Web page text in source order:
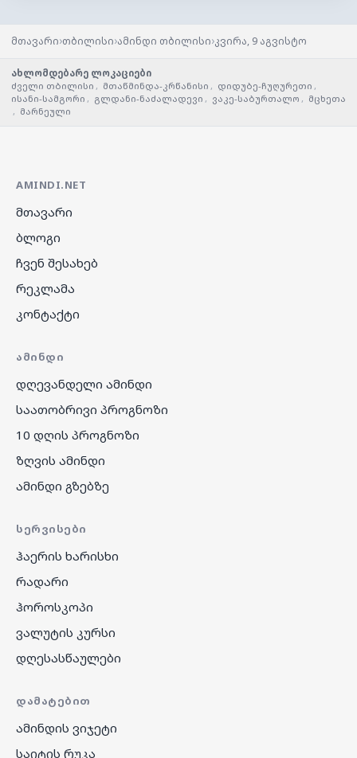
მთავარი›თბილისი›ამინდი თბილისი›კვირა, 9 აგვისტო
ახლომდებარე ლოკაციები
ძველი თბილისი , მთაწმინდა-კრწანისი , დიდუბე-ჩუღურეთი ,
ისანი-სამგორი , გლდანი-ნაძალადევი , ვაკე-საბურთალო , მცხეთა
, მარნეული
AMINDI.NET
მთავარი
ბლოგი
ჩვენ შესახებ
რეკლამა
კონტაქტი
ᲐᲛᲘᲜᲓᲘ
დღევანდელი ამინდი
საათობრივი პროგნოზი
10 დღის პროგნოზი
ზღვის ამინდი
ამინდი გზებზე
ᲡᲔᲠᲕᲘᲡᲔᲑᲘ
ჰაერის ხარისხი
რადარი
ჰოროსკოპი
ვალუტის კურსი
დღესასწაულები
ᲓᲐᲛᲐᲢᲔᲑᲘᲗ
ამინდის ვიჯეტი
საიტის რუკა